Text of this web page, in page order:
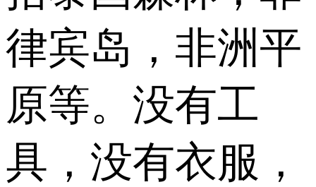
律宾岛，非洲平
原等。没有工
具，没有衣服，